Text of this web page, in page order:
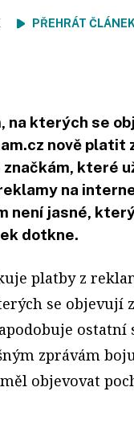
PŘEHRÁT ČLÁNEK
na kterých se
nově platit
které
na
není jasné,
dotkne.
platby z
se objevují
ostatní
zprávám
objevovat